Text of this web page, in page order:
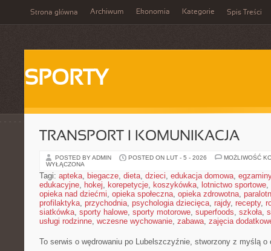
Strona główna Archiwum Ekonomia Kategorie Spis Treści
SPORTY
TRANSPORT I KOMUNIKACJA
POSTED BY ADMIN POSTED ON LUT - 5 - 2026
MOŻLIWOŚĆ
WYŁĄCZONA
Tagi: apteka, biegacze, dieta, dzieci, edukacja domowa, egzaminy
edukacyjne, hokej, korepetycje, koszykówka, lotnictwo sportowe,
opieka nad dziećmi, opieka społeczna, opieka zdrowotna,
profilaktyka, przychodnia, psychologia dziecięca, rajdy, recepty,
siatkówka, sporty halowe, sporty motorowe, superfoods, szkoła,
usługi rodzinne, wczesne wychowanie, zabawa, zajęcia
To serwis o wędrowaniu po Lubelszczyźnie, stworzony z myślą o